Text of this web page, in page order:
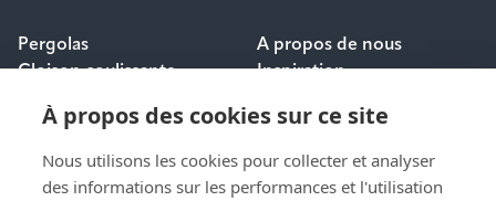
À propos des cookies sur ce site
Nous utilisons les cookies pour collecter et analyser
des informations sur les performances et l'utilisation
Pergolas
Cloison coulissante
A propos de nous
Inspiration
Questions fréquemment
posées